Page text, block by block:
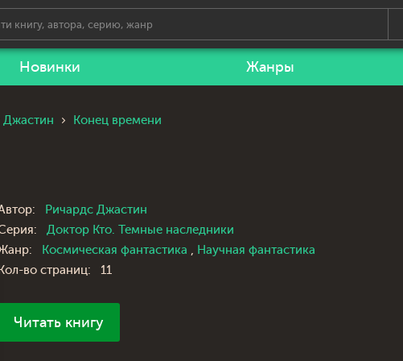
Новинки Жанры
Джастин Конец времени
Ричардс Джастин
Доктор Кто. Темные наследники
Космическая фантастика , Научная фантастика
Кол-во страниц:
11
Читать книгу